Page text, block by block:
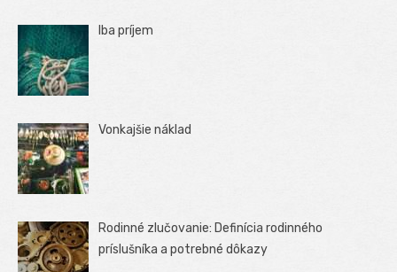
Iba príjem
Vonkajšie náklad
Rodinné zlučovanie: Definícia rodinného
príslušníka a potrebné dôkazy